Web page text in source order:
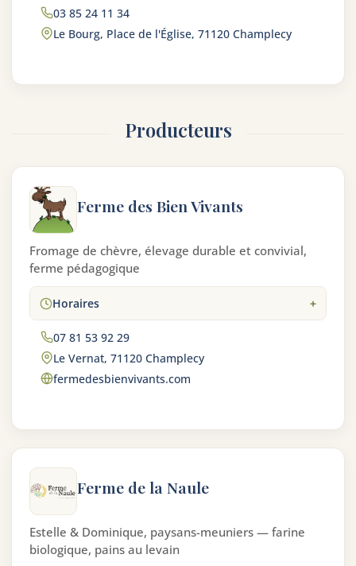
03 85 24 11 34
Le Bourg, Place de l'Église, 71120 Champlecy
Producteurs
Ferme des Bien Vivants
Fromage de chèvre, élevage durable et convivial,
ferme pédagogique
Horaires
07 81 53 92 29
Le Vernat, 71120 Champlecy
fermedesbienvivants.com
Ferme de la Naule
Estelle & Dominique, paysans-meuniers — farine
biologique, pains au levain